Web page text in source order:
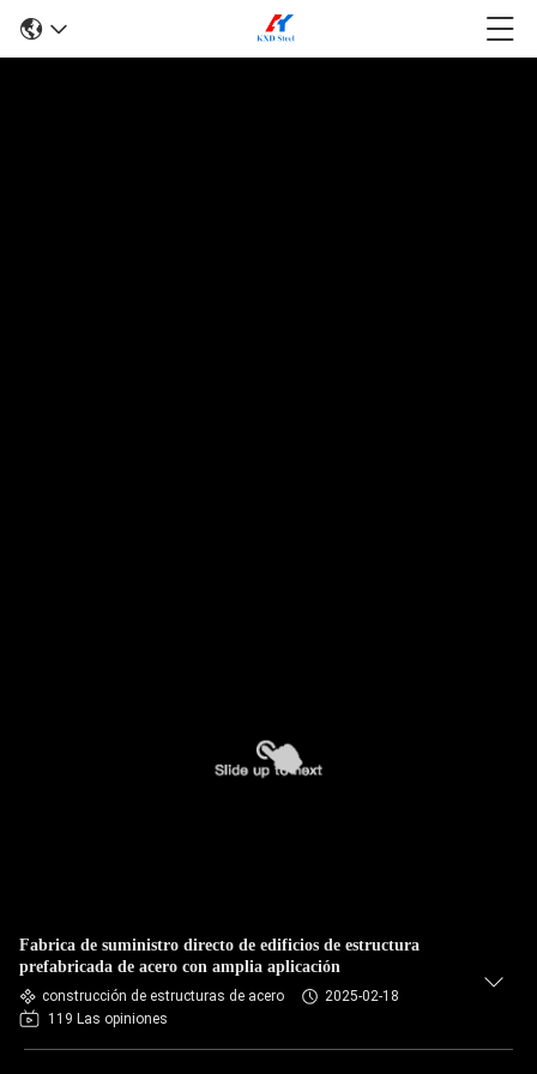
Fabrica de suministro directo de edificios de estructura
prefabricada de acero con amplia aplicación
construcción de estructuras de acero
2025-02-18
119 Las opiniones